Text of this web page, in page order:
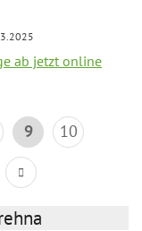
ab jetzt online
9
10